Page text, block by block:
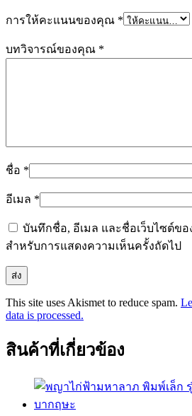
การให้คะแนนของคุณ *
บทวิจารณ์ของคุณ *
ชื่อ *
อีเมล *
บันทึกชื่อ, อีเมล และชื่อเว็บไซต์ขอ
สำหรับการแสดงความเห็นครั้งถัดไป
This site uses Akismet to reduce spam.
data is processed.
สินค้าที่เกี่ยวข้อง